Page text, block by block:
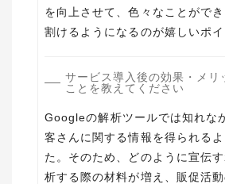
を向上させて、色々なことがで
割けるようになるのが嬉しいポイ
サービス導入後の効果・メリ
ことを教えてください
Googleの解析ツールでは知れな
客さんに関する情報を得られる
た。そのため、どのように宣伝
析する際の材料が増え、販促活